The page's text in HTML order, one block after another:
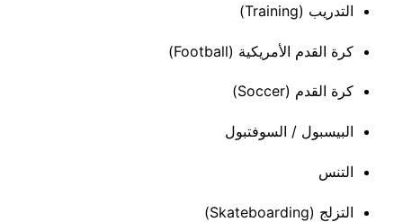
التدريب (Training)
كرة القدم الأمريكية (Football)
كرة القدم (Soccer)
البيسبول / السوفتبول
التنس
التزلج (Skateboarding)